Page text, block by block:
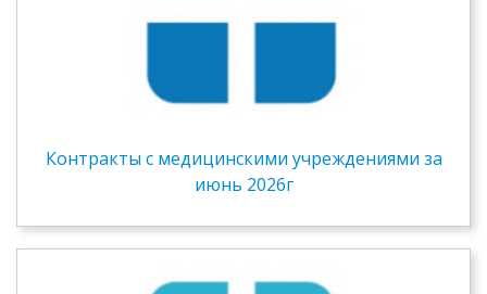
Контракты c медицинскими учреждениями за
июнь 2026г